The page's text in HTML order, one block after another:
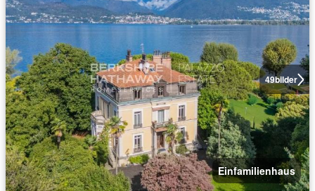
49bilder
Einfamilienhaus